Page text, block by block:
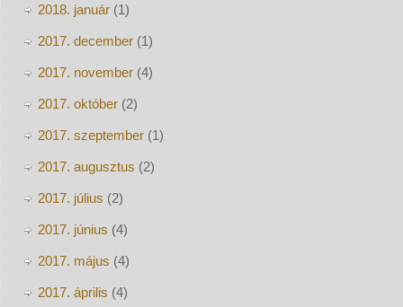
2018. január(1)
2017. december(1)
2017. november(4)
2017. október(2)
2017. szeptember(1)
2017. augusztus (2)
2017. július (2)
2017. június (4)
2017. május (4)
2017. április (4)